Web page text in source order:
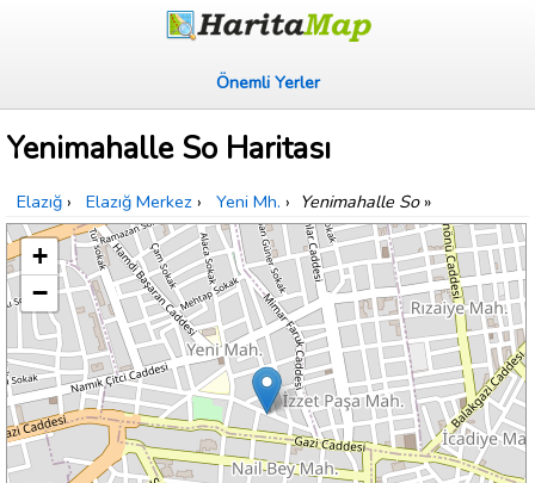
Önemli Yerler
Yenimahalle So Haritası
Elazığ › Elazığ Merkez › Yeni Mh. › Yenimahalle So»
+
−